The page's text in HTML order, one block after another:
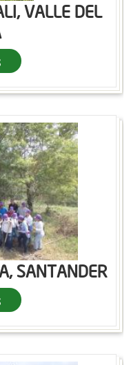
VALLE DEL
SANTANDER